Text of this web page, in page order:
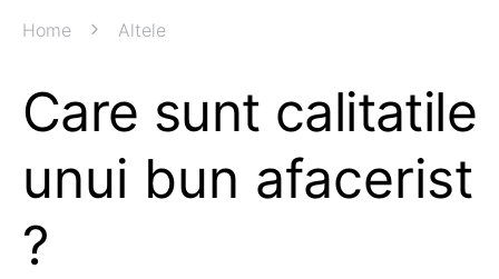
Home Altele
Care sunt calitatile
unui bun afacerist
?